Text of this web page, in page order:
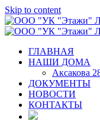
Skip to content
ГЛАВНАЯ
НАШИ ДОМА
Аксакова
ДОКУМЕНТЫ
НОВОСТИ
КОНТАКТЫ